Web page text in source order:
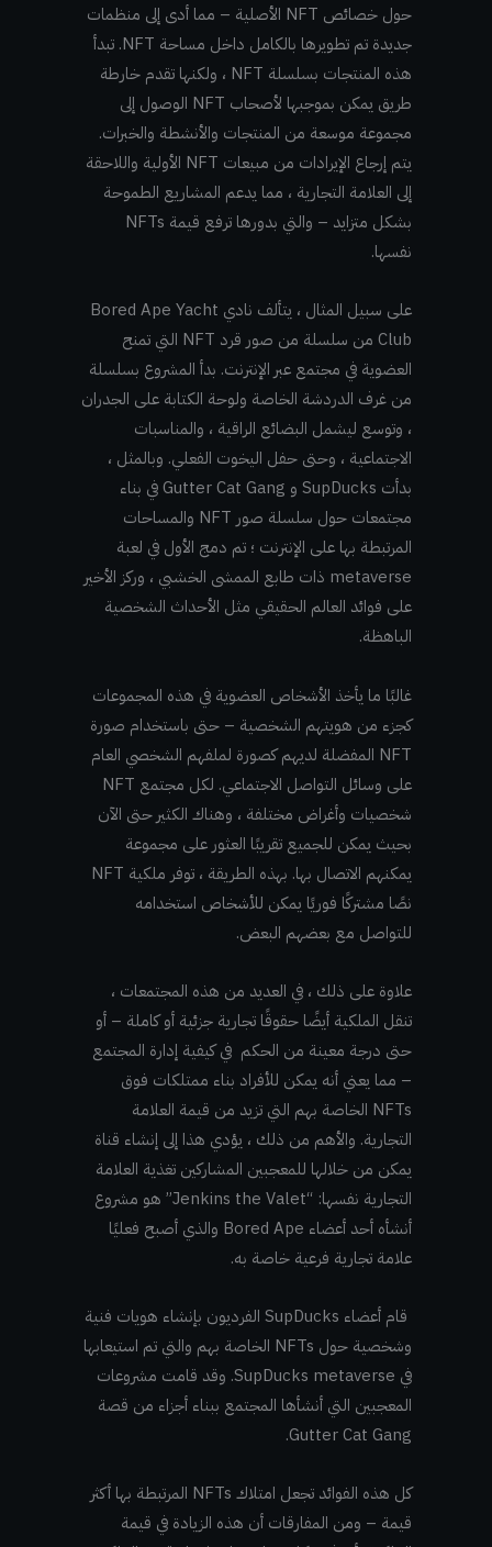
حول خصائص NFT الأصلية – مما أدى إلى منظمات
جديدة تم تطويرها بالكامل داخل مساحة NFT. تبدأ
هذه المنتجات بسلسلة NFT ، ولكنها تقدم خارطة
طريق يمكن بموجبها لأصحاب NFT الوصول إلى
مجموعة موسعة من المنتجات والأنشطة والخبرات.
يتم إرجاع الإيرادات من مبيعات NFT الأولية واللاحقة
إلى العلامة التجارية ، مما يدعم المشاريع الطموحة
بشكل متزايد – والتي بدورها ترفع قيمة NFTs
نفسها.
على سبيل المثال ، يتألف نادي Bored Ape Yacht
Club من سلسلة من صور قرد NFT التي تمنح
العضوية في مجتمع عبر الإنترنت. بدأ المشروع بسلسلة
من غرف الدردشة الخاصة ولوحة الكتابة على الجدران
، وتوسع ليشمل البضائع الراقية ، والمناسبات
الاجتماعية ، وحتى حفل اليخوت الفعلي. وبالمثل ،
بدأت SupDucks و Gutter Cat Gang في بناء
مجتمعات حول سلسلة صور NFT والمساحات
المرتبطة بها على الإنترنت ؛ تم دمج الأول في لعبة
metaverse ذات طابع الممشى الخشبي ، وركز الأخير
على فوائد العالم الحقيقي مثل الأحداث الشخصية
الباهظة.
غالبًا ما يأخذ الأشخاص العضوية في هذه المجموعات
كجزء من هويتهم الشخصية – حتى باستخدام صورة
NFT المفضلة لديهم كصورة لملفهم الشخصي العام
على وسائل التواصل الاجتماعي. لكل مجتمع NFT
شخصيات وأغراض مختلفة ، وهناك الكثير حتى الآن
بحيث يمكن للجميع تقريبًا العثور على مجموعة
يمكنهم الاتصال بها. بهذه الطريقة ، توفر ملكية NFT
نصًا مشتركًا فوريًا يمكن للأشخاص استخدامه
للتواصل مع بعضهم البعض.
علاوة على ذلك ، في العديد من هذه المجتمعات ،
تنقل الملكية أيضًا حقوقًا تجارية جزئية أو كاملة – أو
حتى درجة معينة من الحكم في كيفية إدارة المجتمع
– مما يعني أنه يمكن للأفراد بناء ممتلكات فوق
NFTs الخاصة بهم التي تزيد من قيمة العلامة
التجارية. والأهم من ذلك ، يؤدي هذا إلى إنشاء قناة
يمكن من خلالها للمعجبين المشاركين تغذية العلامة
التجارية نفسها: “Jenkins the Valet” هو مشروع
أنشأه أحد أعضاء Bored Ape والذي أصبح فعليًا
علامة تجارية فرعية خاصة به.
قام أعضاء SupDucks الفرديون بإنشاء هويات فنية
وشخصية حول NFTs الخاصة بهم والتي تم استيعابها
في SupDucks metaverse. وقد قامت مشروعات
المعجبين التي أنشأها المجتمع ببناء أجزاء من قصة
Gutter Cat Gang.
كل هذه الفوائد تجعل امتلاك NFTs المرتبطة بها أكثر
قيمة – ومن المفارقات أن هذه الزيادة في قيمة